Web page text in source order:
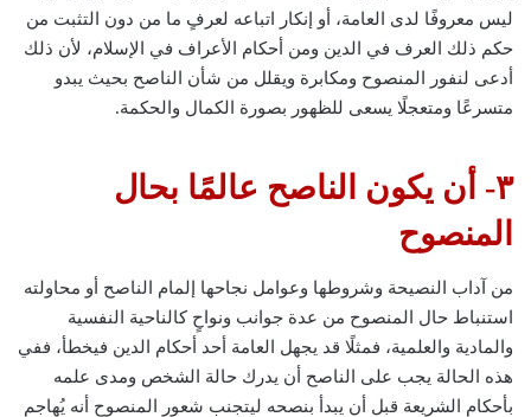
ليس معروفًا لدى العامة، أو إنكار اتباعه لعرفٍ ما من دون التثبت من
حكم ذلك العرف في الدين ومن أحكام الأعراف في الإسلام، لأن ذلك
أدعى لنفور المنصوح ومكابرة ويقلل من شأن الناصح بحيث يبدو
متسرعًا ومتعجلًا يسعى للظهور بصورة الكمال والحكمة.
٣- أن يكون الناصح عالمًا بحال
المنصوح
من آداب النصيحة وشروطها وعوامل نجاحها إلمام الناصح أو محاولته
استنباط حال المنصوح من عدة جوانب ونواحٍ كالناحية النفسية
والمادية والعلمية، فمثلًا قد يجهل العامة أحد أحكام الدين فيخطأ، ففي
هذه الحالة يجب على الناصح أن يدرك حالة الشخص ومدى علمه
بأحكام الشريعة قبل أن يبدأ بنصحه ليتجنب شعور المنصوح أنه يُهاجم